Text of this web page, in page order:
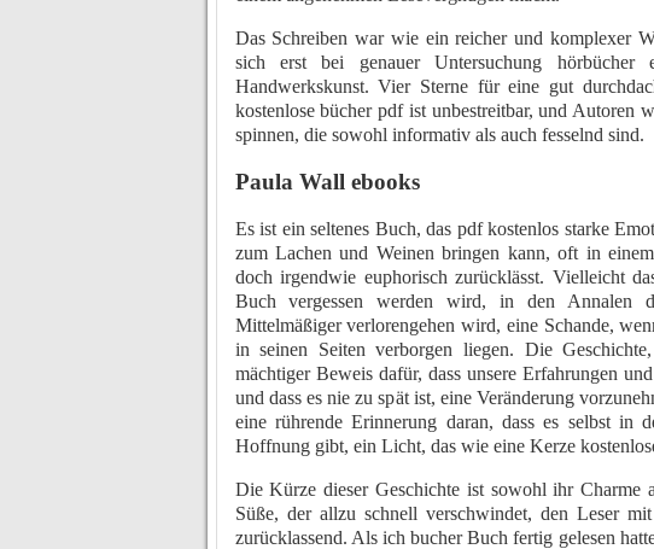
Das Schreiben war wie ein reicher und komplexer
sich erst bei genauer Untersuchung hörbücher
Handwerkskunst. Vier Sterne für eine gut
kostenlose bücher pdf ist unbestreitbar, und Autoren
spinnen, die sowohl informativ als auch fesselnd sind.
Paula Wall ebooks
Es ist ein seltenes Buch, das pdf kostenlos starke
zum Lachen und Weinen bringen kann, oft in
doch irgendwie euphorisch zurücklässt. Vielleicht
Buch vergessen werden wird, in den Annalen
Mittelmäßiger verlorengehen wird, eine Schande,
in seinen Seiten verborgen liegen. Die
mächtiger Beweis dafür, dass unsere Erfahrungen
und dass es nie zu spät ist, eine Veränderung
eine rührende Erinnerung daran, dass es selbst in
Hoffnung gibt, ein Licht, das wie eine Kerze
Die Kürze dieser Geschichte ist sowohl ihr
Süße, der allzu schnell verschwindet, den Leser
zurücklassend. Als ich bucher Buch fertig gelesen